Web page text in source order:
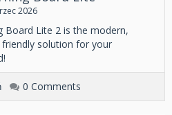
2026
Board Lite 2 is the modern,
friendly solution for your
0 Comments